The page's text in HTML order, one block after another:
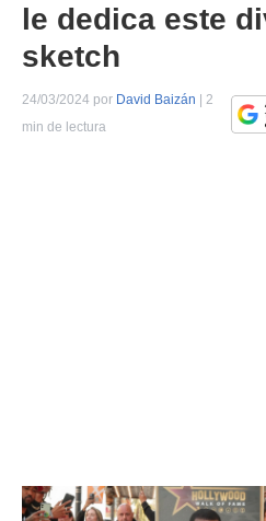
le dedica este
sketch
24/03/2024 por David Baizán | 2
min de lectura